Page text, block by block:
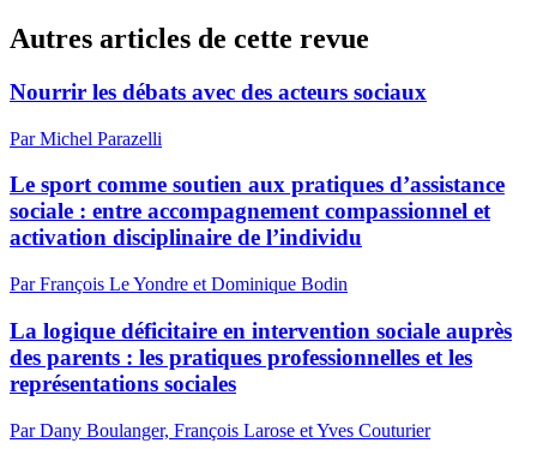
Autres articles de cette revue
Nourrir les débats avec des acteurs sociaux
Par Michel Parazelli
Le sport comme soutien aux pratiques d’assistance
sociale : entre accompagnement compassionnel et
activation disciplinaire de l’individu
Par François Le Yondre et Dominique Bodin
La logique déficitaire en intervention sociale auprès
des parents : les pratiques professionnelles et les
représentations sociales
Par Dany Boulanger, François Larose et Yves Couturier